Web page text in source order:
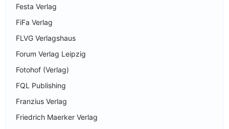
Festa Verlag
FiFa Verlag
FLVG Verlagshaus
Forum Verlag Leipzig
Fotohof (Verlag)
FQL Publishing
Franzius Verlag
Friedrich Maerker Verlag